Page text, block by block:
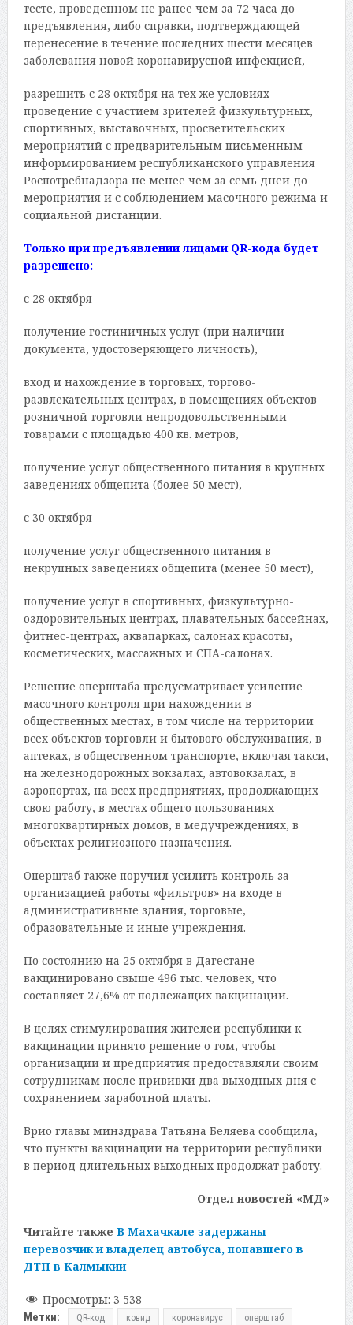
тесте, проведенном не ранее чем за 72 часа до
предъявления, либо справки, подтверждающей
перенесение в течение последних шести месяцев
заболевания новой коронавирусной инфекцией,
разрешить с 28 октября на тех же условиях
проведение с участием зрителей физкультурных,
спортивных, выставочных, просветительских
мероприятий с предварительным письменным
информированием республиканского управления
Роспотребнадзора не менее чем за семь дней до
мероприятия и с соблюдением масочного режима и
социальной дистанции.
Только при предъявлении лицами QR-кода будет
разрешено:
с 28 октября –
получение гостиничных услуг (при наличии
документа, удостоверяющего личность),
вход и нахождение в торговых, торгово-
развлекательных центрах, в помещениях объектов
розничной торговли непродовольственными
товарами с площадью 400 кв. метров,
получение услуг общественного питания в крупных
заведениях общепита (более 50 мест),
с 30 октября –
получение услуг общественного питания в
некрупных заведениях общепита (менее 50 мест),
получение услуг в спортивных, физкультурно-
оздоровительных центрах, плавательных бассейнах,
фитнес-центрах, аквапарках, салонах красоты,
косметических, массажных и СПА-салонах.
Решение оперштаба предусматривает усиление
масочного контроля при нахождении в
общественных местах, в том числе на территории
всех объектов торговли и бытового обслуживания, в
аптеках, в общественном транспорте, включая такси,
на железнодорожных вокзалах, автовокзалах, в
аэропортах, на всех предприятиях, продолжающих
свою работу, в местах общего пользованиях
многоквартирных домов, в медучреждениях, в
объектах религиозного назначения.
Оперштаб также поручил усилить контроль за
организацией работы «фильтров» на входе в
административные здания, торговые,
образовательные и иные учреждения.
По состоянию на 25 октября в Дагестане
вакцинировано свыше 496 тыс. человек, что
составляет 27,6% от подлежащих вакцинации.
В целях стимулирования жителей республики к
вакцинации принято решение о том, чтобы
организации и предприятия предоставляли своим
сотрудникам после прививки два выходных дня с
сохранением заработной платы.
Врио главы минздрава Татьяна Беляева сообщила,
что пункты вакцинации на территории республики
в период длительных выходных продолжат работу.
Отдел новостей «МД»
Читайте также В Махачкале задержаны
перевозчик и владелец автобуса, попавшего в
ДТП в Калмыкии
Просмотры: 3 538
Метки: QR-код ковид коронавирус оперштаб